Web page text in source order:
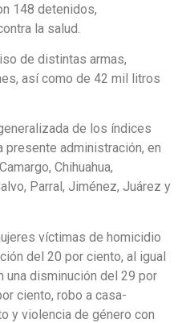
148 detenidos,
la salud.
de distintas armas,
así como de 42 mil litros
de los índices
administración, en
Chihuahua,
Parral, Jiménez, Juárez y
víctimas de homicidio
del 20 por ciento, al igual
una disminución del 29 por
ciento, robo a casa-
y violencia de género con